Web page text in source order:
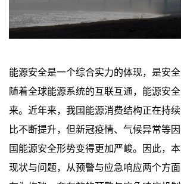
能源安全是一个综合实力的体现，是安全
随着全球能源系统的互联互通，能源安
来。近年来，我国能源消费结构正在持
比不断提升，但新冠疫情、气候异常等
国能源安全形势变得更加严峻。因此，
现状与问题，从预警与应急响应两个方